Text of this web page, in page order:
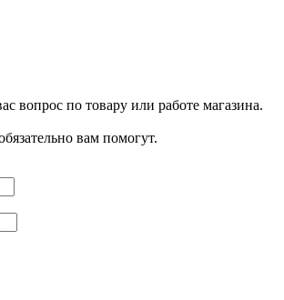
вопрос по товару или работе магазина.
вам помогут.